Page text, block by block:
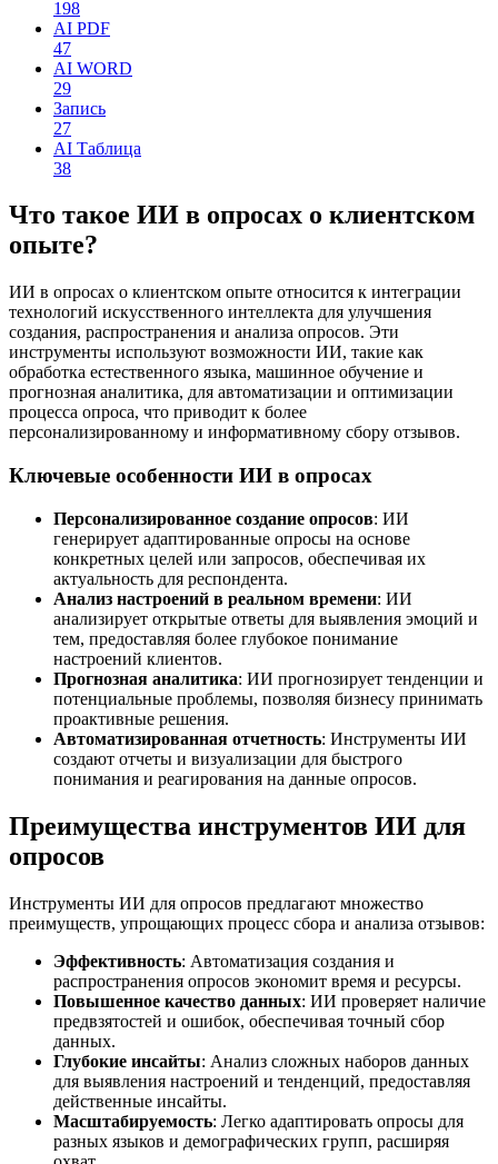
198
AI PDF
47
AI WORD
29
Запись
27
AI Таблица
38
Что такое ИИ в опросах о клиентском
опыте?
ИИ в опросах о клиентском опыте относится к интеграции
технологий искусственного интеллекта для улучшения
создания, распространения и анализа опросов. Эти
инструменты используют возможности ИИ, такие как
обработка естественного языка, машинное обучение и
прогнозная аналитика, для автоматизации и оптимизации
процесса опроса, что приводит к более
персонализированному и информативному сбору отзывов.
Ключевые особенности ИИ в опросах
Персонализированное создание опросов: ИИ
генерирует адаптированные опросы на основе
конкретных целей или запросов, обеспечивая их
актуальность для респондента.
Анализ настроений в реальном времени: ИИ
анализирует открытые ответы для выявления эмоций и
тем, предоставляя более глубокое понимание
настроений клиентов.
Прогнозная аналитика: ИИ прогнозирует тенденции и
потенциальные проблемы, позволяя бизнесу принимать
проактивные решения.
Автоматизированная отчетность: Инструменты ИИ
создают отчеты и визуализации для быстрого
понимания и реагирования на данные опросов.
Преимущества инструментов ИИ для
опросов
Инструменты ИИ для опросов предлагают множество
преимуществ, упрощающих процесс сбора и анализа отзывов:
Эффективность: Автоматизация создания и
распространения опросов экономит время и ресурсы.
Повышенное качество данных: ИИ проверяет наличие
предвзятостей и ошибок, обеспечивая точный сбор
данных.
Глубокие инсайты: Анализ сложных наборов данных
для выявления настроений и тенденций, предоставляя
действенные инсайты.
Масштабируемость: Легко адаптировать опросы для
разных языков и демографических групп, расширяя